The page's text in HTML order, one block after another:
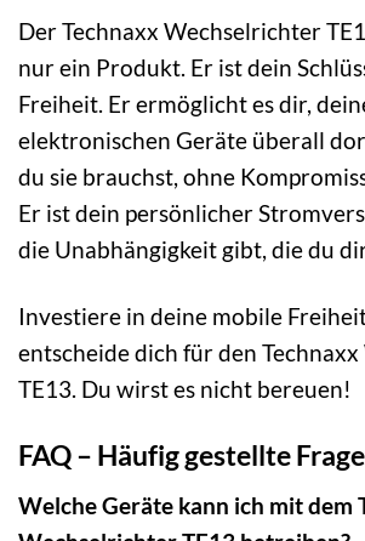
Der Technaxx Wechselrichter
nur ein Produkt. Er ist dein
Freiheit. Er ermöglicht es dir,
elektronischen Geräte überall
du sie brauchst, ohne
Er ist dein persönlicher
die Unabhängigkeit gibt, die du
Investiere in deine mobile
entscheide dich für den
TE13. Du wirst es nicht bereuen!
FAQ – Häufig gestellte
Welche Geräte kann ich mit dem